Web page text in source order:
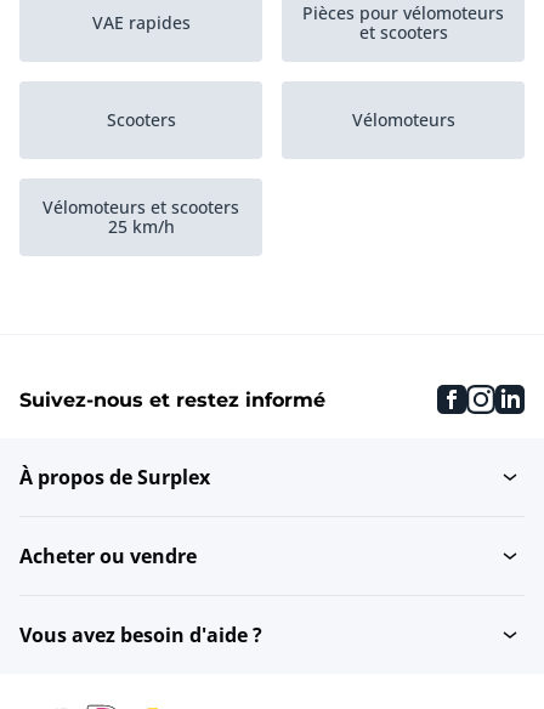
VAE rapides
Pièces pour vélomoteurs
et scooters
Scooters Vélomoteurs
Vélomoteurs et scooters
25 km/h
Suivez-nous et restez informé
À propos de Surplex
Acheter ou vendre
Vous avez besoin d'aide ?